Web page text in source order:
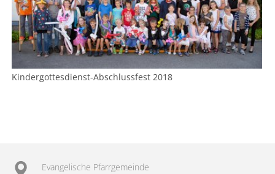
Kindergottesdienst-Abschlussfest 2018
Evangelische Pfarrgemeinde